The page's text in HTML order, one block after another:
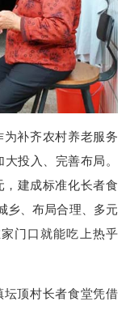
补齐农村养老服务
投入、完善布局。
，建成标准化长者食
乡、布局合理、多元
门口就能吃上热乎
顶村长者食堂凭借